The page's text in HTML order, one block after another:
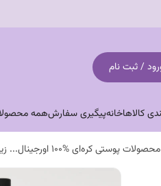
/ ثبت نام
کالاهاخانهپیگیری سفارشهمه
پوستی کره‌ای %100 اورجینال... زیبایی کالا